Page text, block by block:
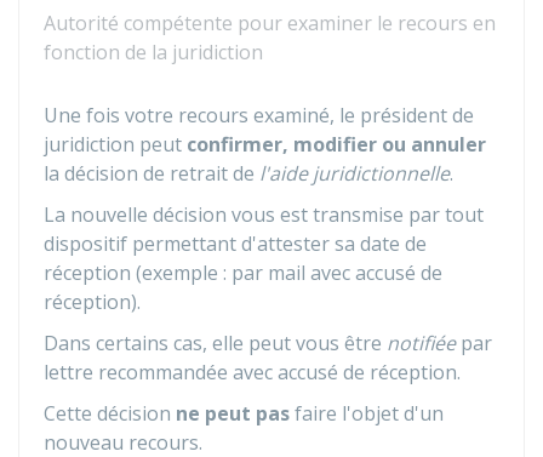
Autorité compétente pour examiner le recours en
fonction de la juridiction
Une fois votre recours examiné, le président de
juridiction peut confirmer, modifier ou annuler
la décision de retrait de l'aide juridictionnelle.
La nouvelle décision vous est transmise par tout
dispositif permettant d'attester sa date de
réception (exemple : par mail avec accusé de
réception).
Dans certains cas, elle peut vous être notifiéepar
lettre recommandée avec accusé de réception.
Cette décision ne peut pasfaire l'objet d'un
nouveau recours.